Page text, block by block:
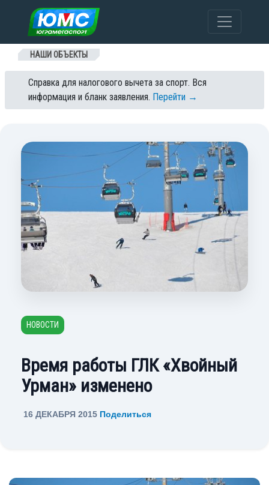
Перейти к содержанию
НАШИ ОБЪЕКТЫ
Справка для налогового вычета за спорт. Вся
информация и бланк заявления. Перейти →
НОВОСТИ
Время работы ГЛК «Хвойный
Урман» изменено
16 ДЕКАБРЯ 2015 Поделиться